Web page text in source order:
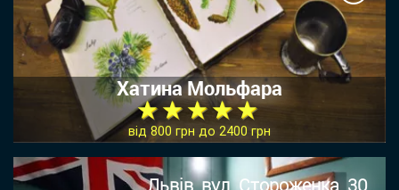
Хатина Мольфара
★ ★ ★ ★ ★
від 800 грн до 2400 грн